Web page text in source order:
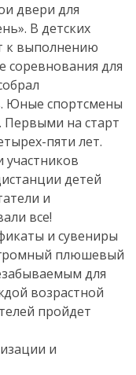
двери для
В детских
к выполнению
для
Юные спортсмены
Первыми на старт
пяти лет.
детей
и
все!
и сувениры
плюшевый
для
возрастной
пройдет
и